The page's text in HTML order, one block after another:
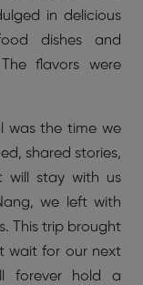
in delicious
dishes and
flavors were
was the time we
shared stories,
will stay with us
we left with
This trip brought
wait for our next
forever hold a